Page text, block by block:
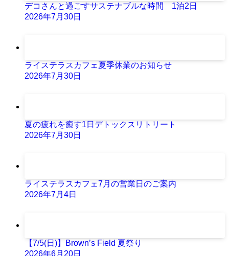
デコさんと過ごすサステナブルな時間 1泊2日
2026年7月30日
ライステラスカフェ夏季休業のお知らせ
2026年7月30日
夏の疲れを癒す1日デトックスリトリート
2026年7月30日
ライステラスカフェ7月の営業日のご案内
2026年7月4日
【7/5(日)】Brown’s Field 夏祭り
2026年6月20日